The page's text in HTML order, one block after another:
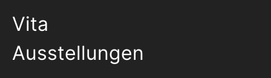
Vita
Ausstellungen